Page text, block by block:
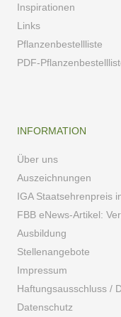
Inspirationen
Links
Pflanzenbestellliste
PDF-
INFORMATION
Über uns
Auszeichnungen
IGA Staatsehrenpreis
FBB eNews-Artikel:
Ausbildung
Stellenangebote
Impressum
Haftungsausschluss /
Datenschutz